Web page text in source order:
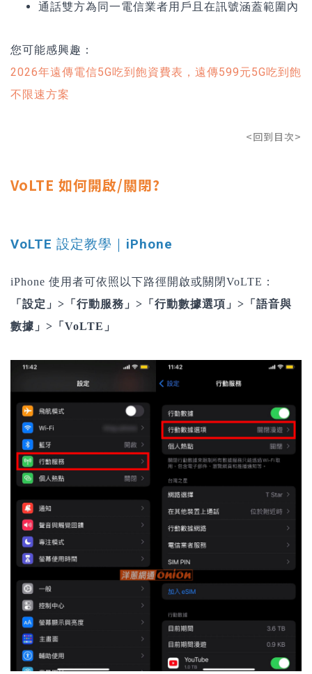
通話雙方為同一電信業者用戶且在訊號涵蓋範圍內
您可能感興趣：
2026年遠傳電信5G吃到飽資費表，遠傳599元5G吃到飽
不限速方案
<回到目次>
VoLTE 如何開啟/關閉?
VoLTE 設定教學｜iPhone
iPhone 使用者可依照以下路徑開啟或關閉VoLTE：
「設定」>「行動服務」>「行動數據選項」>「語音與
數據」>「VoLTE」